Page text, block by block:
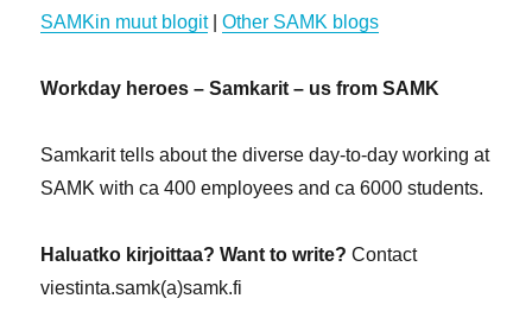
SAMKin muut blogit|Other SAMK blogs
Workday heroes – Samkarit – us from SAMK
Samkarit tells about the diverse day-to-day working at
SAMK with ca 400 employees and ca 6000 students.
Haluatko kirjoittaa? Want to write? Contact
viestinta.samk(a)samk.fi